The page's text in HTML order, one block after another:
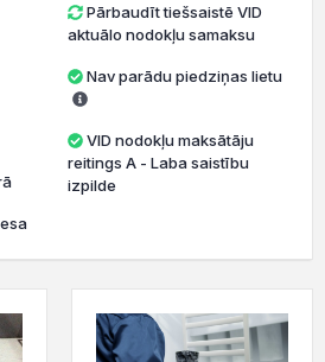
Pārbaudīt tiešsaistē VID
aktuālo nodokļu samaksu
Nav parādu piedziņas lietu
VID nodokļu maksātāju
reitings A - Laba saistību
izpilde